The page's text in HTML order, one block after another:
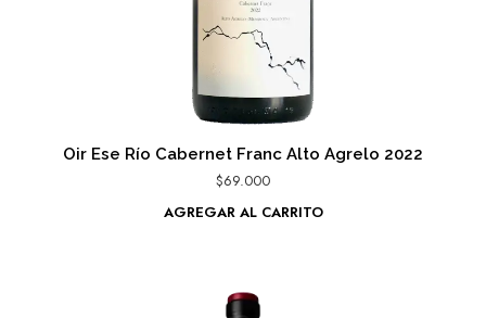
Oir Ese Río Cabernet Franc Alto Agrelo 2022
$69.000
AGREGAR AL CARRITO